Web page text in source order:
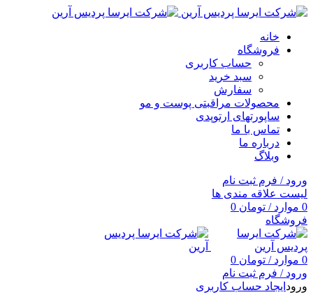
خانه
فروشگاه
حساب کاربری
سبد خرید
سفارش
محصولات مراقبتی پوست و مو
ساپورتهای ارتوپدی
تماس با ما
درباره ما
وبلاگ
ورود / فرم ثبت نام
لیست علاقه مندی ها
0 موارد / تومان
فروشگاه
0 موارد / تومان
ورود / فرم ثبت نام
ورود ایجاد حساب کاربری